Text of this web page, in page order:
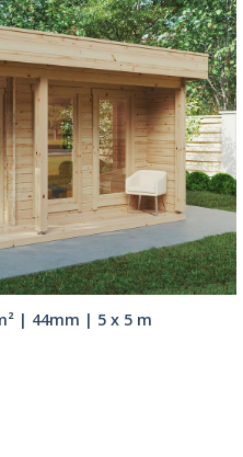
| 44mm | 5 x 5 m